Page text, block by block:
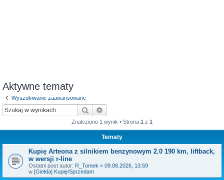
Aktywne tematy
Wyszukiwanie zaawansowane
Szukaj
Znaleziono 1 wynik • Strona 1 z 1
Tematy
Kupię Arteona z silnikiem benzynowym 2.0 190 km, liftback,
w wersji r-line
Ostatni post autor: R_Tomek « 09.08.2026, 13:59
w [Giełda] Kupię/Sprzedam